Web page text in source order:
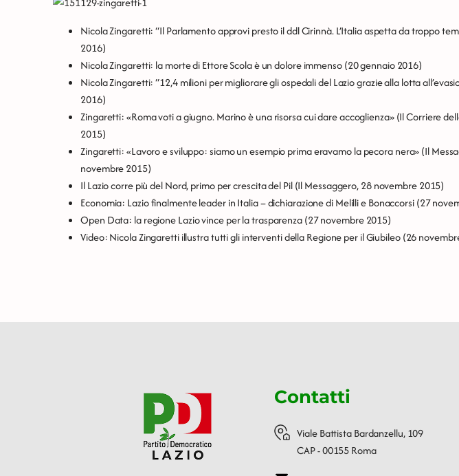
Nicola Zingaretti: “Il Parlamento approvi presto il ddl Cirinnà. L’Italia aspetta da troppo
2016)
Nicola Zingaretti: la morte di Ettore Scola è un dolore immenso(20 gennaio 2016)
Nicola Zingaretti: “12,4 milioni per migliorare gli ospedali del Lazio grazie alla lotta
2016)
Zingaretti: «Roma voti a giugno. Marino è una risorsa cui dare accoglienza»(Il Corriere
2015)
Zingaretti: «Lavoro e sviluppo: siamo un esempio prima eravamo la pecora nera»(Il
novembre 2015)
Il Lazio corre più del Nord, primo per crescita del Pil(Il Messaggero, 28 novembre 2015)
Economia: Lazio finalmente leader in Italia – dichiarazione di Melilli e Bonaccorsi(27
Open Data: la regione Lazio vince per la trasparenza(27 novembre 2015)
Video: Nicola Zingaretti illustra tutti gli interventi della Regione per il Giubileo(26
Contatti
Viale Battista Bardanzellu, 109
CAP - 00155 Roma